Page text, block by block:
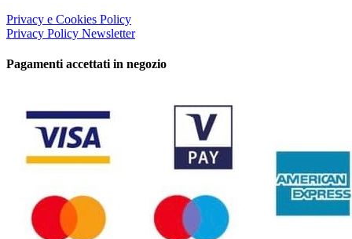
Privacy e Cookies Policy
Privacy Policy Newsletter
Pagamenti accettati in negozio